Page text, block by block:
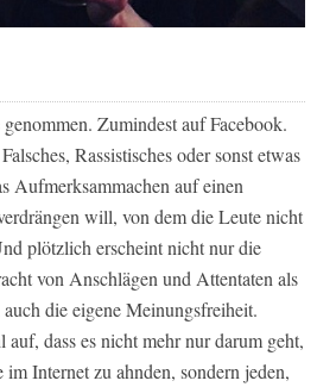
Zumindest auf Facebook.
Rassistisches oder sonst etwas
Aufmerksammachen auf einen
will, von dem die Leute nicht
plötzlich erscheint nicht nur die
von Anschlägen und Attentaten als
die eigene Meinungsfreiheit.
dass es nicht mehr nur darum geht,
im Internet zu ahnden, sondern jeden,